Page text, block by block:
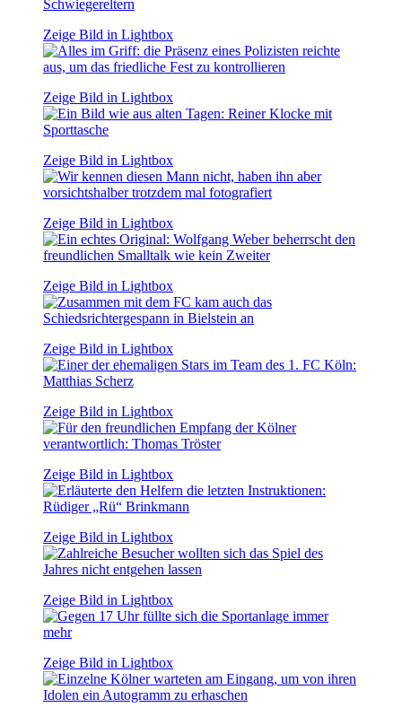
Zeige Bild in Lightbox
Zeige Bild in Lightbox
Zeige Bild in Lightbox
Zeige Bild in Lightbox
Zeige Bild in Lightbox
Zeige Bild in Lightbox
Zeige Bild in Lightbox
Zeige Bild in Lightbox
Zeige Bild in Lightbox
Zeige Bild in Lightbox
Zeige Bild in Lightbox